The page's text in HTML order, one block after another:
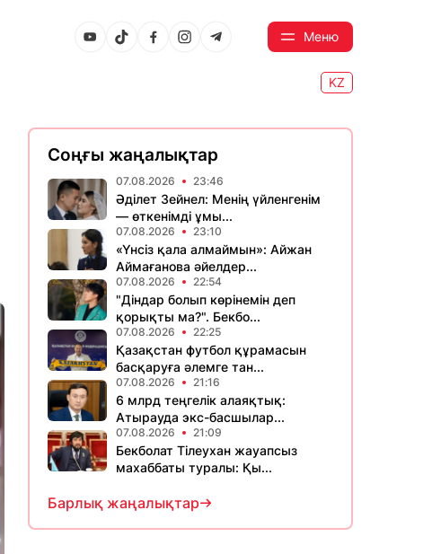
Меню
KZ
Соңғы жаңалықтар
07.08.2026 23:46
Әділет Зейнел: Менің үйленгенім
— өткенімді ұмы...
07.08.2026 23:10
«Үнсіз қала алмаймын»: Айжан
Аймағанова әйелдер...
07.08.2026 22:54
"Діндар болып көрінемін деп
қорықты ма?". Бекбо...
07.08.2026 22:25
Қазақстан футбол құрамасын
басқаруға әлемге тан...
07.08.2026 21:16
6 млрд теңгелік алаяқтық:
Атырауда экс-басшылар...
07.08.2026 21:09
Бекболат Тілеухан жауапсыз
махаббаты туралы: Қы...
Барлық жаңалықтар